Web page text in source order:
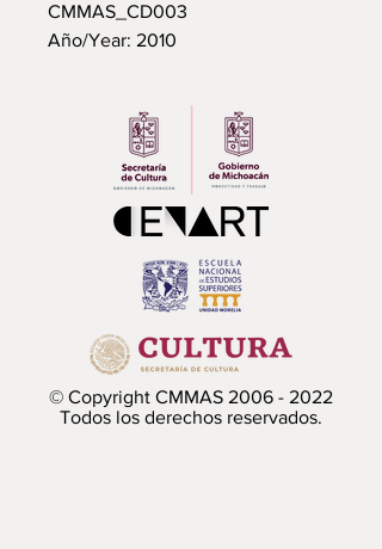
CMMAS_CD003
Año/Year: 2010
© Copyright CMMAS 2006 - 2022
Todos los derechos reservados.